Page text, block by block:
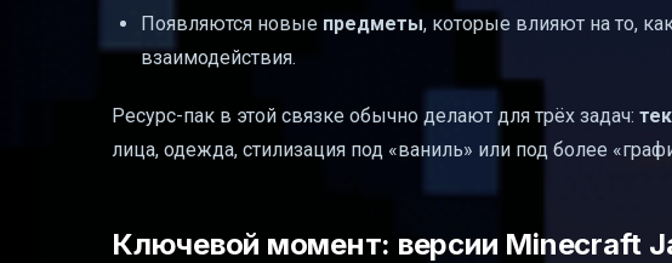
Появляются новые предметы, которые влияют на то,
взаимодействия.
Ресурс-пак в этой связке обычно делают для трёх задач:
лица, одежда, стилизация под «ваниль» или под более
Ключевой момент: версии Minecraft